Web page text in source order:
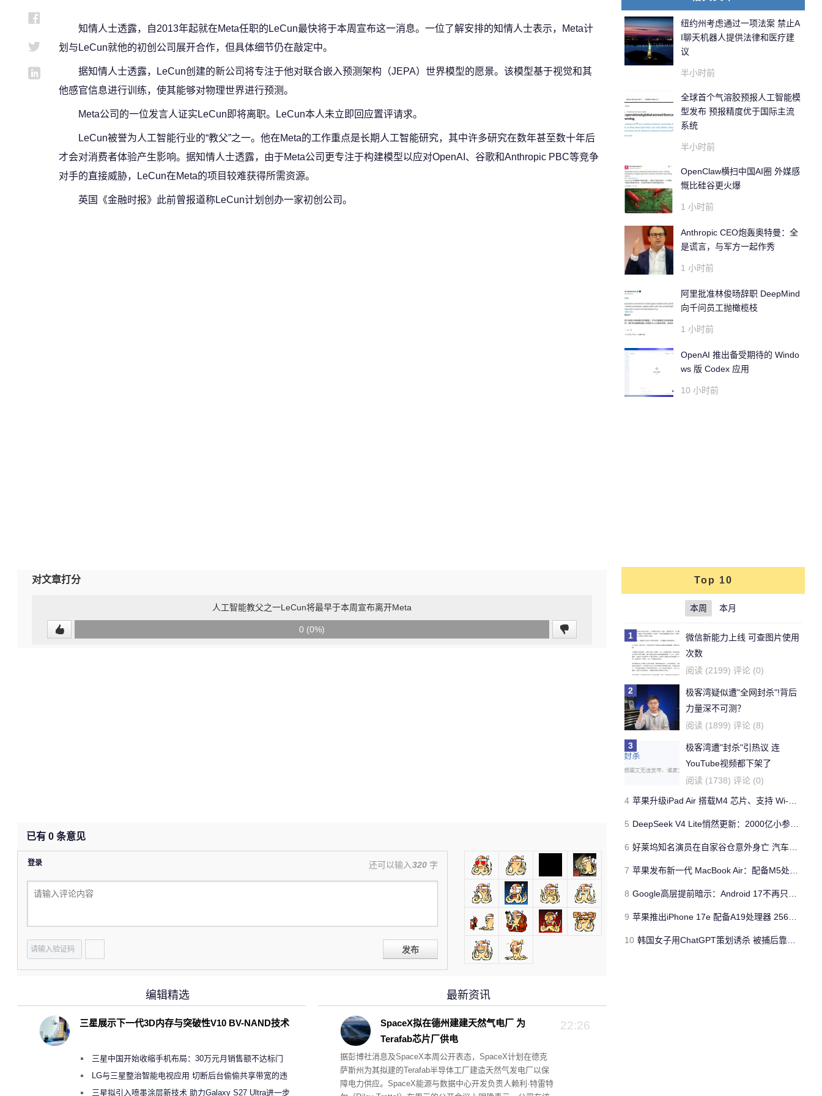
知情人士透露，自2013年起就在Meta任职的LeCun最快将于本周宣布这一消息。一位了解安排的知情人士表示，Meta计
划与LeCun就他的初创公司展开合作，但具体细节仍在敲定中。
据知情人士透露，LeCun创建的新公司将专注于他对联合嵌入预测架构（JEPA）世界模型的愿景。该模型基于视觉和其
他感官信息进行训练，使其能够对物理世界进行预测。
Meta公司的一位发言人证实LeCun即将离职。LeCun本人未立即回应置评请求。
LeCun被誉为人工智能行业的“教父”之一。他在Meta的工作重点是长期人工智能研究，其中许多研究在数年甚至数十年后
才会对消费者体验产生影响。据知情人士透露，由于Meta公司更专注于构建模型以应对OpenAI、谷歌和Anthropic PBC等竞争
对手的直接威胁，LeCun在Meta的项目较难获得所需资源。
英国《金融时报》此前曾报道称LeCun计划创办一家初创公司。
对文章打分
人工智能教父之一LeCun将最早于本周宣布离开Meta
0 (0%)
已有 0 条意见
登录 还可以输入320 字
发布
最新资讯
22:26
SpaceX拟在德州建建天然气电厂 为
Terafab芯片厂供电
据彭博社消息及SpaceX本周公开表态，SpaceX计划在德克
萨斯州为其拟建的Terafab半导体工厂建造天然气发电厂以保
障电力供应。SpaceX能源与数据中心开发负责人赖利·特雷特
编辑精选
三星展示下一代3D内存与突破性V10 BV-NAND技术
三星中国开始收缩手机布局：30万元月销售额不达标门
店 将被逐步清退
LG与三星整治智能电视应用 切断后台偷偷共享带宽的违
规行为三星拟引入喷墨涂层新技术 助力Galaxy S27 Ultra进一步
纽约州考虑通过一项法案 禁止A
I聊天机器人提供法律和医疗建
议
半小时前
全球首个气溶胶预报人工智能模
型发布 预报精度优于国际主流
系统
半小时前
OpenClaw横扫中国AI圈 外媒感
慨比硅谷更火爆
1 小时前
Anthropic CEO炮轰奥特曼：全
是谎言，与军方一起作秀
1 小时前
阿里批准林俊旸辞职 DeepMind
向千问员工抛橄榄枝
1 小时前
OpenAI 推出备受期待的 Windo
ws 版 Codex 应用
10 小时前
Top 10
本周 本月
1
微信新能力上线 可查图片使用
次数
阅读 (2199) 评论 (0)
2
极客湾疑似遭"全网封杀"!背后
力量深不可测？
阅读 (1899) 评论 (8)
3
极客湾遭"封杀"引热议 连
YouTube视频都下架了
阅读 (1738) 评论 (0)
4 苹果升级iPad Air 搭载M4 芯片、支持 Wi‑Fi 7 售价不变
5 DeepSeek V4 Lite悄然更新：2000亿小参数性能逼近美国顶流
6 好莱坞知名演员在自家谷仓意外身亡 汽车搭电时突然自燃
7 苹果发布新一代 MacBook Air：配备M5处理器 性能、存储与 AI 全面升级 ​
8 Google高层提前暗示：Android 17不再只是操作系统
9 苹果推出iPhone 17e 配备A19处理器 256GB容量起步 刘海屏依旧
10 韩国女子用ChatGPT策划诱杀 被捕后靠清纯颜值粉丝暴涨50倍